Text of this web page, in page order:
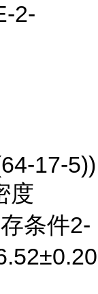
2-
17-5))
度
条件2-